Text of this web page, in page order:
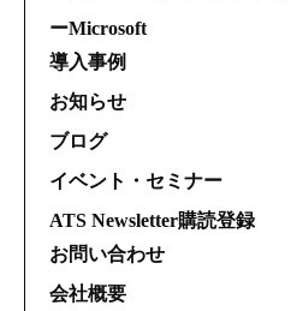
ーMicrosoft
導入事例
お知らせ
ブログ
イベント・セミナー
ATS Newsletter購読登録
お問い合わせ
会社概要